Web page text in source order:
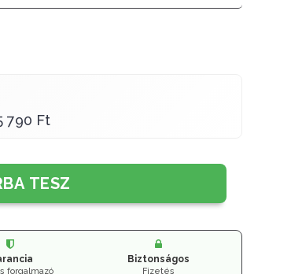
790 Ft
TESZ
forgalmazó
Biztonságos
Fizetés